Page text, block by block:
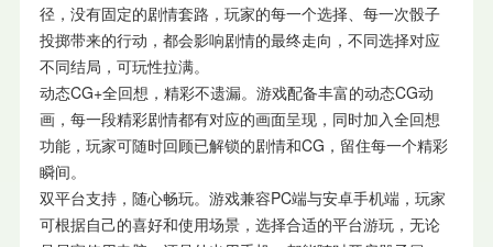
径，没有固定的剧情套路，玩家的每一个选择、每一次骰子
投掷带来的行动，都会影响剧情的最终走向，不同选择对应
不同结局，可玩性拉满。
动态CG+全回想，精彩不遗漏。游戏配备丰富的动态CG动
画，每一段精彩剧情都有对应的画面呈现，同时加入全回想
功能，玩家可随时回顾已解锁的剧情和CG，留住每一个精彩
瞬间。
双平台支持，随心畅玩。游戏兼容PC端与安卓手机端，玩家
可根据自己的喜好和使用场景，选择合适的平台游玩，无论